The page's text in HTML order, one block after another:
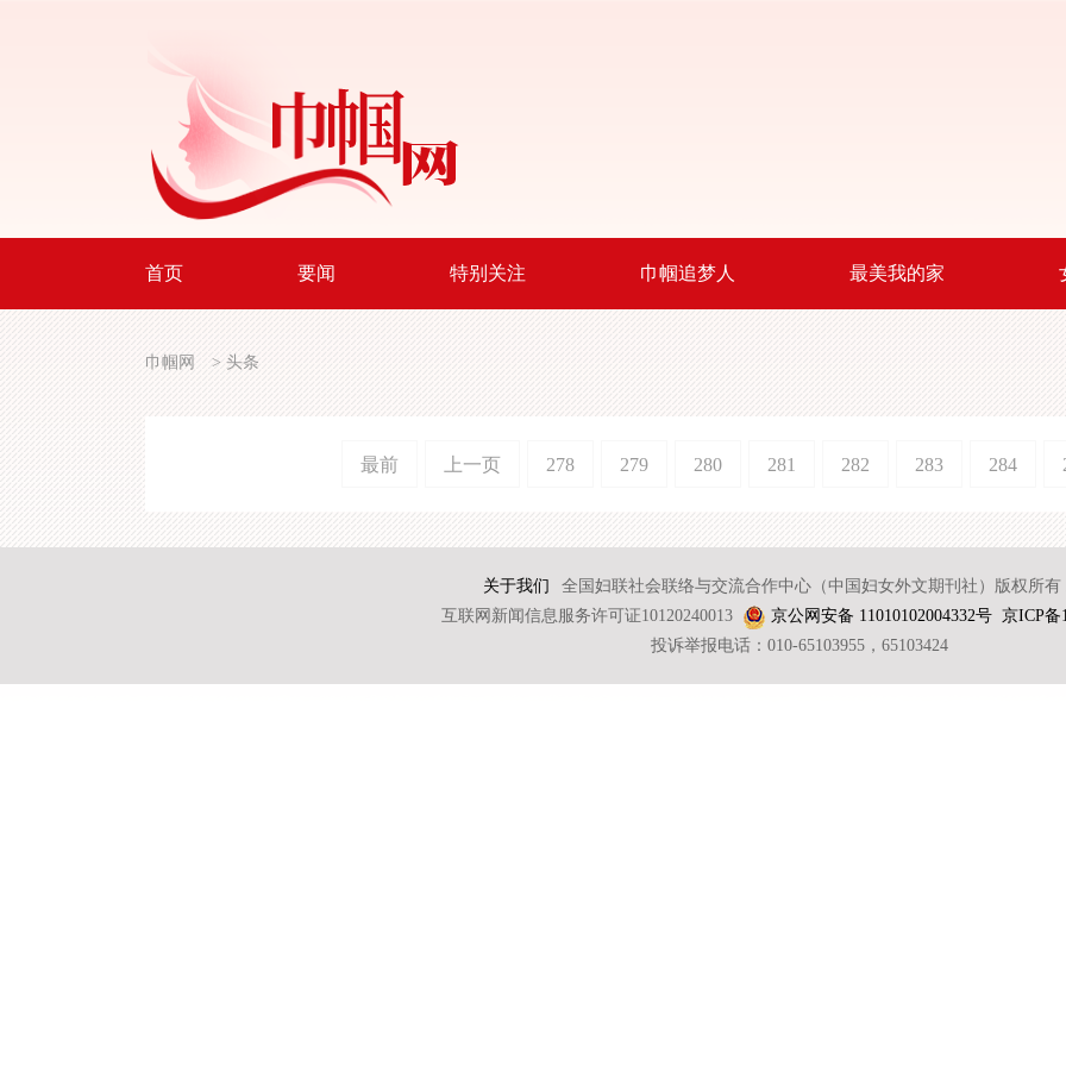
首页 要闻 特别关注 巾帼追梦人 最美我的家
巾帼网 > 头条
最前 上一页 278 279 280 281 282 283 284
关于我们
全国妇联社会联络与交流合作中心（中国妇女外文期刊社）版权所有
互联网新闻信息服务许可证10120240013
京公网安备 11010102004332号 京ICP备
投诉举报电话：010-65103955，65103424